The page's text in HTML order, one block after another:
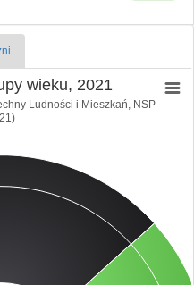
wieku, 2021
Ludności i Mieszkań, NSP